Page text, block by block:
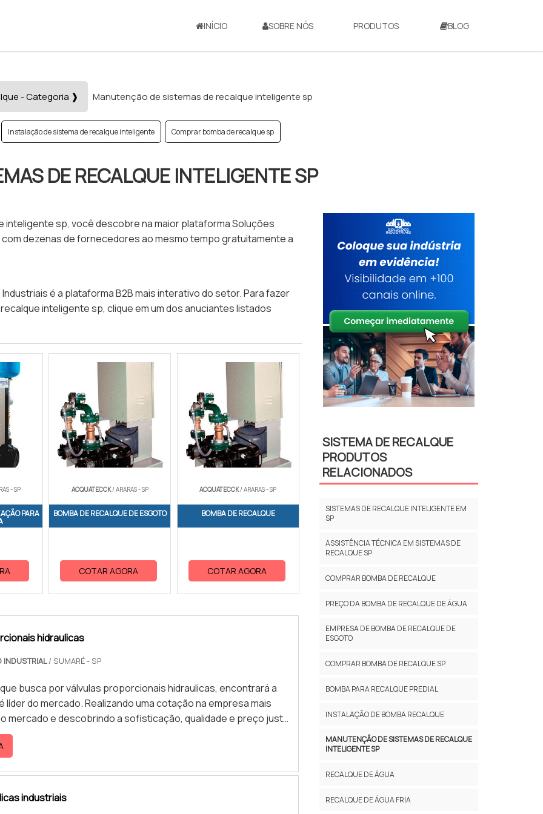
INÍCIO SOBRE NÓS PRODUTOS BLOG
- Categoria ❱ Manutenção de sistemas de recalque inteligente sp
Instalação de sistema de recalque inteligente Comprar bomba de recalque sp
DE RECALQUE INTELIGENTE SP
sp, você descobre na maior plataforma Soluções
dezenas de fornecedores ao mesmo tempo gratuitamente a
é a plataforma B2B mais interativo do setor. Para fazer
inteligente sp, clique em um dos anuciantes listados
- SP
PARA
ACQUATECCK/ ARARAS - SP
BOMBA DE RECALQUE DE ESGOTO
COTAR AGORA
ACQUATECCK/ ARARAS - SP
BOMBA DE RECALQUE
COTAR AGORA
hidraulicas
INDUSTRIAL/ SUMARÉ - SP
busca por válvulas proporcionais hidraulicas, encontrará a
líder do mercado. Realizando uma cotação na empresa mais
mercado e descobrindo a sofisticação, qualidade e preço justo
a busca é por válvulas proporcionais hidraulicas, com a
Automação Industrial poderá contar com proteção e com
hidráulicos e serviços pertinentes.OUTRAS
SOBRE VÁLVULAS PROPORCIONAIS HIDRAULICASHá muitas
industriais
SISTEMA DE RECALQUE
PRODUTOS
RELACIONADOS
SISTEMAS DE RECALQUE INTELIGENTE EM
SP
ASSISTÊNCIA TÉCNICA EM SISTEMAS DE
RECALQUE SP
COMPRAR BOMBA DE RECALQUE
PREÇO DA BOMBA DE RECALQUE DE ÁGUA
EMPRESA DE BOMBA DE RECALQUE DE
ESGOTO
COMPRAR BOMBA DE RECALQUE SP
BOMBA PARA RECALQUE PREDIAL
INSTALAÇÃO DE BOMBA RECALQUE
MANUTENÇÃO DE SISTEMAS DE RECALQUE
INTELIGENTE SP
RECALQUE DE ÁGUA
RECALQUE DE ÁGUA FRIA